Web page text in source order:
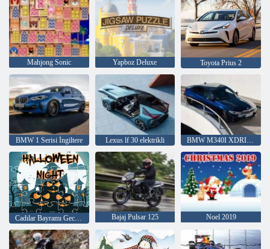
Mahjong Sonic Yapboz Deluxe Toyota Prius 2
BMW 1 Serisi İngiltere Lexus lf 30 elektrikli BMW M340I XDRIVE
Bajaj Pulsar 125 Noel 2019